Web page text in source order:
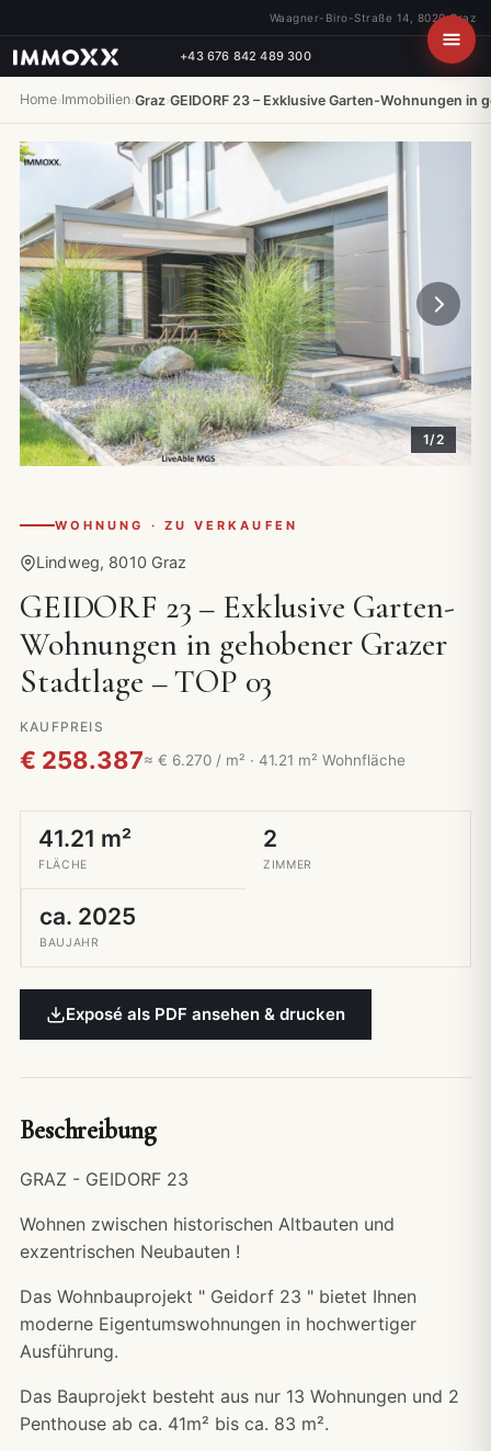
Waagner-Biro-Straße 14, 8020 Graz
+43 676 842 489 300
Home›Immobilien›Graz›GEIDORF 23 – Exklusive Garten-Wohnungen in
1/2
WOHNUNG · ZU VERKAUFEN
Lindweg, 8010 Graz
GEIDORF 23 – Exklusive Garten-
Wohnungen in gehobener Grazer
Stadtlage – TOP 03
KAUFPREIS
€ 258.387≈ € 6.270 / m² · 41.21 m² Wohnfläche
41.21 m²
FLÄCHE
2
ZIMMER
ca. 2025
BAUJAHR
Exposé als PDF ansehen & drucken
Beschreibung
GRAZ - GEIDORF 23
Wohnen zwischen historischen Altbauten und
exzentrischen Neubauten !
Das Wohnbauprojekt " Geidorf 23 " bietet Ihnen
moderne Eigentumswohnungen in hochwertiger
Ausführung.
Das Bauprojekt besteht aus nur 13 Wohnungen und 2
Penthouse ab ca. 41m² bis ca. 83 m².